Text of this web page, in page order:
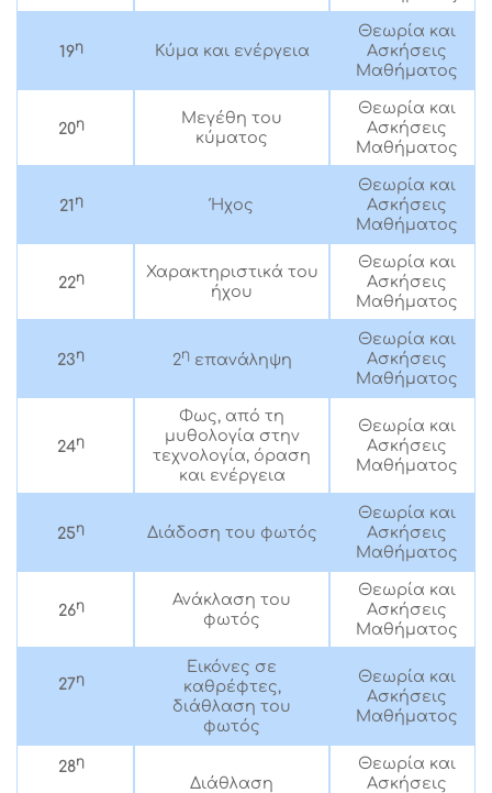
19η Κύμα και ενέργεια
Θεωρία και
Ασκήσεις
Μαθήματος
20η
Μεγέθη του
κύματος
Θεωρία και
Ασκήσεις
Μαθήματος
21 η Ήχος
Θεωρία και
Ασκήσεις
Μαθήματος
22η
Χαρακτηριστικά του
ήχου
Θεωρία και
Ασκήσεις
Μαθήματος
23η 2ηεπανάληψη
Θεωρία και
Ασκήσεις
Μαθήματος
24η
Φως, από τη
μυθολογία στην
τεχνολογία, όραση
και ενέργεια
Θεωρία και
Ασκήσεις
Μαθήματος
25η Διάδοση του φωτός
Θεωρία και
Ασκήσεις
Μαθήματος
26η
Ανάκλαση του
φωτός
Θεωρία και
Ασκήσεις
Μαθήματος
27η
Εικόνες σε
καθρέφτες,
διάθλαση του
φωτός
Θεωρία και
Ασκήσεις
Μαθήματος
28η
Διάθλαση
Θεωρία και
Ασκήσεις